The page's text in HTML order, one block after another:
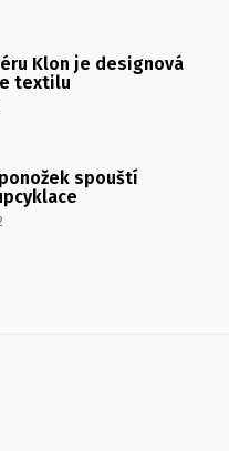
Klon je designová
textilu
spouští